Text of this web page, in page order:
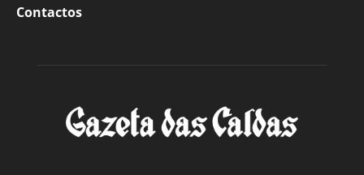
Contactos